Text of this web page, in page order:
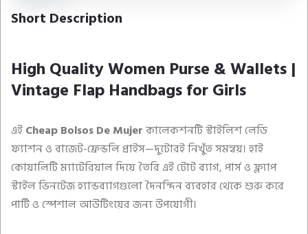
Short Description
High Quality Women Purse & Wallets |
Vintage Flap Handbags for Girls
এইCheap Bolsos De Mujerকালেকশনটি স্টাইলিশ লেডি
ফ্যাশন ও বাজেট-ফ্রেন্ডলি প্রাইস—দুটোরই নিখুঁত সমন্বয়। হাই
কোয়ালিটি ম্যাটেরিয়াল দিয়ে তৈরি এই টোট ব্যাগ, পার্স ও ফ্ল্যাপ
স্টাইল ভিনটেজ হ্যান্ডব্যাগগুলো দৈনন্দিন ব্যবহার থেকে শুরু করে
পার্টি ও স্পেশাল আউটিংয়ের জন্য উপযোগী।